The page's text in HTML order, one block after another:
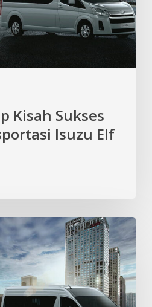
Kisah Sukses
Isuzu Elf